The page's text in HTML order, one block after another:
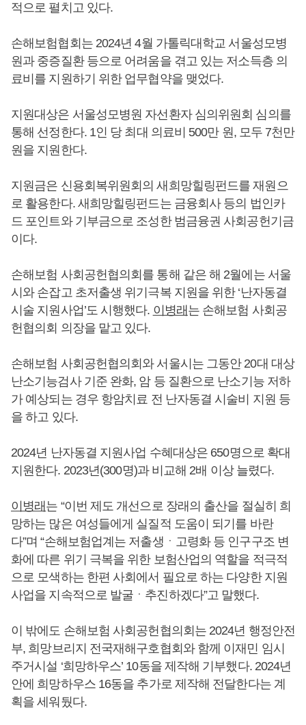
적으로 펼치고 있다.
손해보험협회는 2024년 4월 가톨릭대학교 서울성모병
원과 중증질환 등으로 어려움을 겪고 있는 저소득층 의
료비를 지원하기 위한 업무협약을 맺었다.
지원대상은 서울성모병원 자선환자 심의위원회 심의를
통해 선정한다. 1인 당 최대 의료비 500만 원, 모두 7천만
원을 지원한다.
지원금은 신용회복위원회의 새희망힐링펀드를 재원으
로 활용한다. 새희망힐링펀드는 금융회사 등의 법인카
드 포인트와 기부금으로 조성한 범금융권 사회공헌기금
이다.
손해보험 사회공헌협의회를 통해 같은 해 2월에는 서울
시와 손잡고 초저출생 위기극복 지원을 위한 ‘난자동결
시술 지원사업’도 시행했다. 이병래 는 손해보험 사회공
헌협의회 의장을 맡고 있다.
손해보험 사회공헌협의회와 서울시는 그동안 20대 대상
난소기능검사 기준 완화, 암 등 질환으로 난소기능 저하
가 예상되는 경우 항암치료 전 난자동결 시술비 지원 등
을 하고 있다.
2024년 난자동결 지원사업 수혜대상은 650명으로 확대
지원한다. 2023년(300명)과 비교해 2배 이상 늘렸다.
이병래 는 “이번 제도 개선으로 장래의 출산을 절실히 희
망하는 많은 여성들에게 실질적 도움이 되기를 바란
다”며 “손해보험업계는 저출생ㆍ고령화 등 인구구조 변
화에 따른 위기 극복을 위한 보험산업의 역할을 적극적
으로 모색하는 한편 사회에서 필요로 하는 다양한 지원
사업을 지속적으로 발굴ㆍ추진하겠다”고 말했다.
이 밖에도 손해보험 사회공헌협의회는 2024년 행정안전
부, 희망브리지 전국재해구호협회와 함께 이재민 임시
주거시설 ‘희망하우스’ 10동을 제작해 기부했다. 2024년
안에 희망하우스 16동을 추가로 제작해 전달한다는 계
획을 세워뒀다.